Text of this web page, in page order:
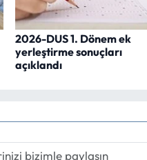
2026-DUS 1. Dönem ek
yerleştirme sonuçları
açıklandı